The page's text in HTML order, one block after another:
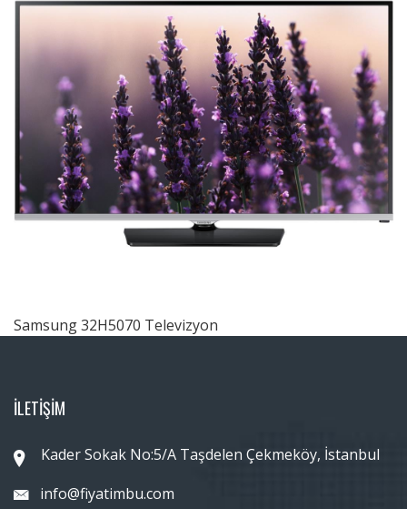
Samsung 32H5070 Televizyon
İLETİŞİM
Kader Sokak No:5/A Taşdelen Çekmeköy, İstanbul
info@fiyatimbu.com